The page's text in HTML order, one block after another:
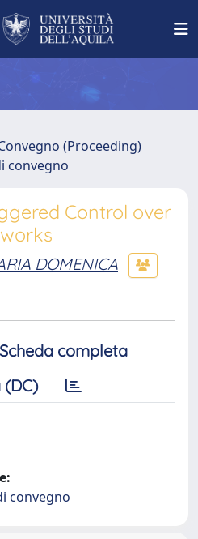
(Proceeding)
convegno
Control over
DOMENICA
Scheda completa
convegno